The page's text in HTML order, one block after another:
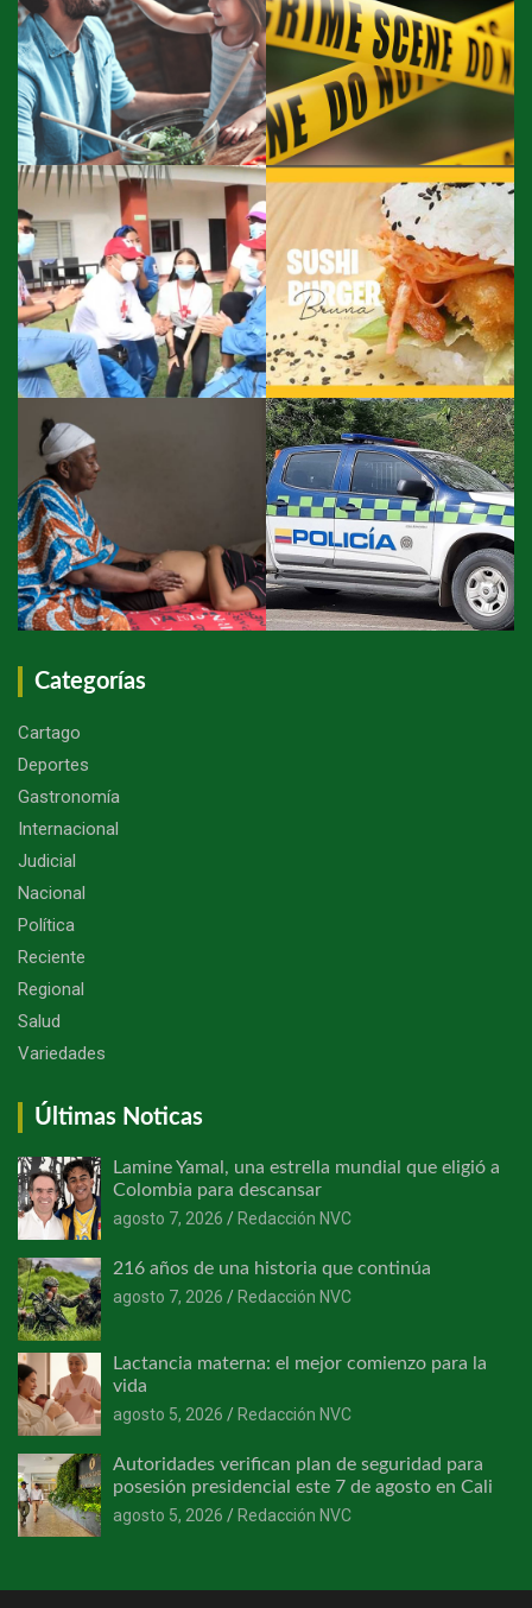
Categorías
Cartago
Deportes
Gastronomía
Internacional
Judicial
Nacional
Política
Reciente
Regional
Salud
Variedades
Últimas Noticas
Lamine Yamal, una estrella mundial que eligió a
Colombia para descansar
agosto 7, 2026
Redacción NVC
216 años de una historia que continúa
agosto 7, 2026
Redacción NVC
Lactancia materna: el mejor comienzo para la
vida
agosto 5, 2026
Redacción NVC
Autoridades verifican plan de seguridad para
posesión presidencial este 7 de agosto en Cali
agosto 5, 2026
Redacción NVC